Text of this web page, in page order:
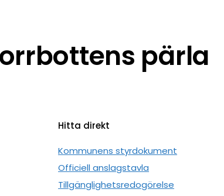
pärla
Hitta direkt
Kommunens styrdokument
Officiell anslagstavla
Tillgänglighetsredogörelse